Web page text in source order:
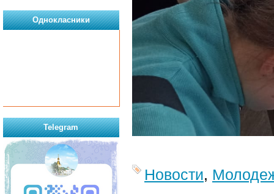
Новости,
Однокласники
Telegram